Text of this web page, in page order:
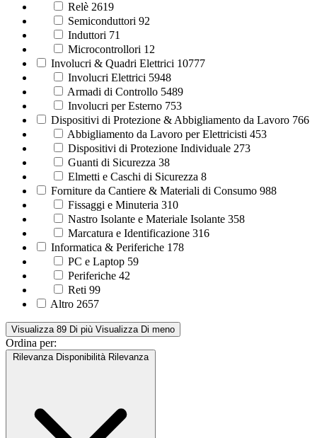
Relè 2619
Semiconduttori 92
Induttori 71
Microcontrollori 12
Involucri & Quadri Elettrici 10777
Involucri Elettrici 5948
Armadi di Controllo 5489
Involucri per Esterno 753
Dispositivi di Protezione & Abbigliamento da Lavoro 766
Abbigliamento da Lavoro per Elettricisti 453
Dispositivi di Protezione Individuale 273
Guanti di Sicurezza 38
Elmetti e Caschi di Sicurezza 8
Forniture da Cantiere & Materiali di Consumo 988
Fissaggi e Minuteria 310
Nastro Isolante e Materiale Isolante 358
Marcatura e Identificazione 316
Informatica & Periferiche 178
PC e Laptop 59
Periferiche 42
Reti 99
Altro 2657
Visualizza 89 Di più Visualizza Di meno
Ordina per:
Rilevanza Disponibilità Rilevanza